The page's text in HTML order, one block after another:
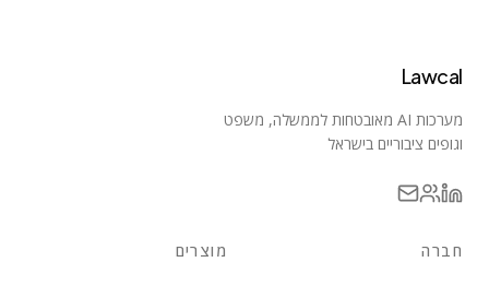
Lawcal
מערכות AI מאובטחות לממשלה, משפט
וגופים ציבוריים בישראל
חברה מוצרים